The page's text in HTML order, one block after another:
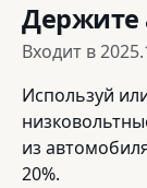
Держите
Входит в
Используй
из
20%.